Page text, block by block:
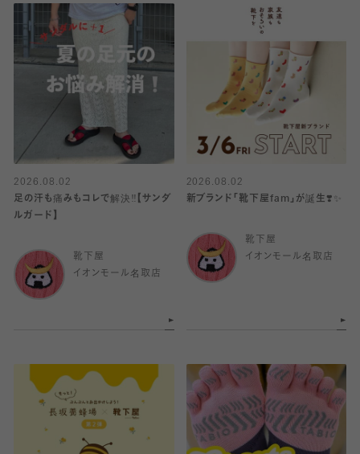
2026.08.02
足の汗も痛みもコレで解決‼️【サンダ
ルガード】
靴下屋
イオンモール名取店
2026.08.02
新ブランド「靴下屋fam」が誕生❣️✨
靴下屋
イオンモール名取店